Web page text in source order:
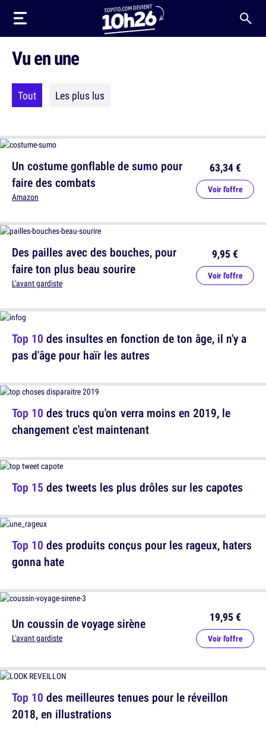
Vu en une
Tout Les plus lus
Un costume gonflable de sumo pour
faire des combats
Amazon
63,34 €
Voir l'offre
Top 10 des insultes en fonction de ton âge, il n'y a
pas d'âge pour haïr les autres
Top 15 des tweets les plus drôles sur les capotes
Un coussin de voyage sirène
L'avant gardiste
19,95 €
Voir l'offre
Des pailles avec des bouches, pour
faire ton plus beau sourire
L'avant gardiste
9,95 €
Voir l'offre
Top 10 des trucs qu'on verra moins en 2019, le
changement c'est maintenant
Top 10 des produits conçus pour les rageux, haters
gonna hate
Top 10 des meilleures tenues pour le réveillon
2018, en illustrations